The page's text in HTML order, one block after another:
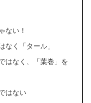
ない！
く「タール」
はなく、「葉巻」を
はない